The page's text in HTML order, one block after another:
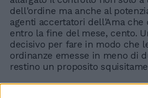
dell'ordine ma anche al
agenti accertatori dell'Ama che
entro la fine del mese, cento.
decisivo per fare in modo che
ordinanze emesse in meno di
restino un proposito